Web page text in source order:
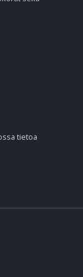
tietoa